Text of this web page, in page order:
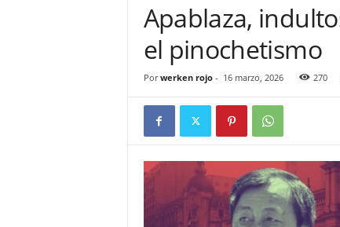
Apablaza,
el pinochetismo
Por werken rojo- 16 marzo, 2026 270